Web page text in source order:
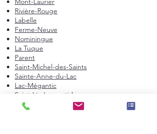
Rivière-Rouge
Labelle
Ferme-Neuve
Nominingue
La Tuque
Parent
Saint-Michel-des-Saints
Sainte-Anne-du-Lac
Lac-Mégantic
Saint-Lin-Laurentides
Saint-Tite-des-Caps :Saint-Tite-des-
Caps